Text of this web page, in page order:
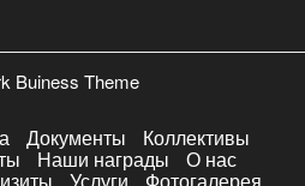
Buiness Theme
Документы Коллективы
Наши награды О нас